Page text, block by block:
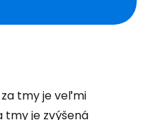
tmy je veľmi
tmy je zvýšená